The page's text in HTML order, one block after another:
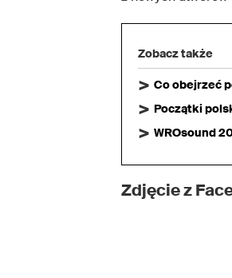
Zobacz także
Co obejrzeć
Początki
WROsound
Zdjęcie z